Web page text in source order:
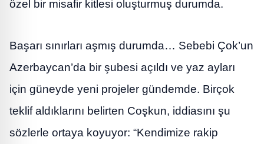
özel bir misafir kitlesi oluşturmuş durumda.
Başarı sınırları aşmış durumda… Sebebi Çok’un
Azerbaycan’da bir şubesi açıldı ve yaz ayları
için güneyde yeni projeler gündemde. Birçok
teklif aldıklarını belirten Coşkun, iddiasını şu
sözlerle ortaya koyuyor: “Kendimize rakip